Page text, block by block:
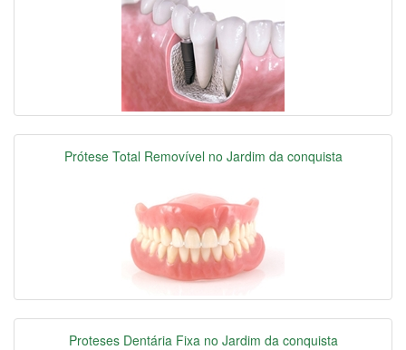
Prótese Total Removível no Jardim da conquista
Proteses Dentária Fixa no Jardim da conquista